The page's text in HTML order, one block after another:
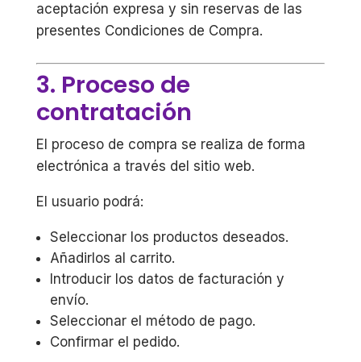
aceptación expresa y sin reservas de las
presentes Condiciones de Compra.
3. Proceso de
contratación
El proceso de compra se realiza de forma
electrónica a través del sitio web.
El usuario podrá:
Seleccionar los productos deseados.
Añadirlos al carrito.
Introducir los datos de facturación y
envío.
Seleccionar el método de pago.
Confirmar el pedido.